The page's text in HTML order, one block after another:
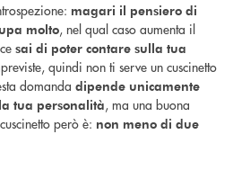
magari il pensiero di
molto, nel qual caso aumenta il
sai di poter contare sulla tua
quindi non ti serve un cuscinetto
domanda dipende unicamente
tua personalità, ma una buona
però è: non meno di due